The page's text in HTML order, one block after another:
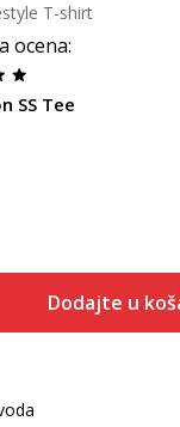
ocena:
SS Tee
T-shirt
Dodajte u